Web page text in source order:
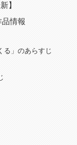
】
情報
る」のあらすじ